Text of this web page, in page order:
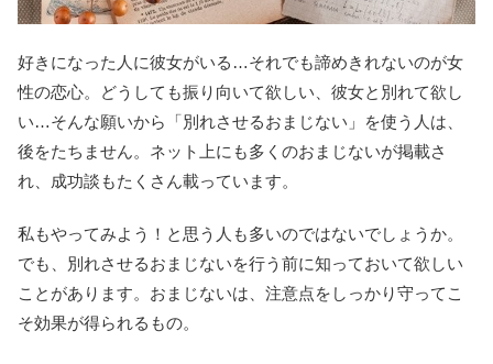
好きになった人に彼女がいる…それでも諦めきれないのが女
性の恋心。どうしても振り向いて欲しい、彼女と別れて欲し
い…そんな願いから「別れさせるおまじない」を使う人は、
後をたちません。ネット上にも多くのおまじないが掲載さ
れ、成功談もたくさん載っています。
私もやってみよう！と思う人も多いのではないでしょうか。
でも、別れさせるおまじないを行う前に知っておいて欲しい
ことがあります。おまじないは、注意点をしっかり守ってこ
そ効果が得られるもの。